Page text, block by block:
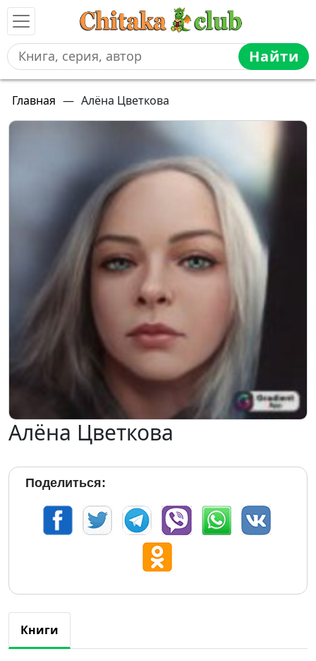
Найти
Главная — Алёна Цветкова
Алёна Цветкова
Поделиться:
Книги